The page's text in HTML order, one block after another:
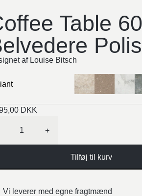
Table
af Louise Bitsch
DKK
+
Tilføj til kurv
Vi leverer med egne fragtmænd